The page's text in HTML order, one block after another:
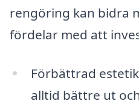
rengöring kan bidra
fördelar med att
Förbättrad
alltid bättre ut